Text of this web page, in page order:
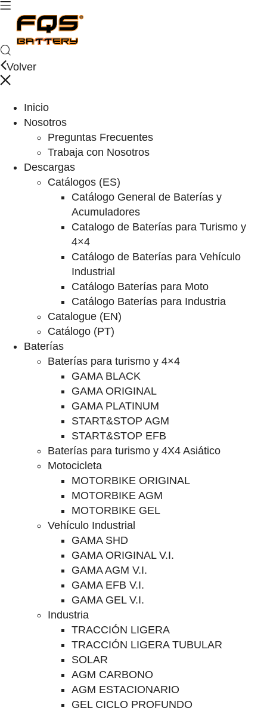
Volver
Inicio
Nosotros
Preguntas Frecuentes
Trabaja con Nosotros
Descargas
Catálogos (ES)
Catálogo General de Baterías y
Acumuladores
Catalogo de Baterías para Turismo y
4×4
Catálogo de Baterías para Vehículo
Industrial
Catálogo Baterías para Moto
Catálogo Baterías para Industria
Catalogue (EN)
Catálogo (PT)
Baterías
Baterías para turismo y 4×4
GAMA BLACK
GAMA ORIGINAL
GAMA PLATINUM
START&STOP AGM
START&STOP EFB
Baterías para turismo y 4X4 Asiático
Motocicleta
MOTORBIKE ORIGINAL
MOTORBIKE AGM
MOTORBIKE GEL
Vehículo Industrial
GAMA SHD
GAMA ORIGINAL V.I.
GAMA AGM V.I.
GAMA EFB V.I.
GAMA GEL V.I.
Industria
TRACCIÓN LIGERA
TRACCIÓN LIGERA TUBULAR
SOLAR
AGM CARBONO
AGM ESTACIONARIO
GEL CICLO PROFUNDO